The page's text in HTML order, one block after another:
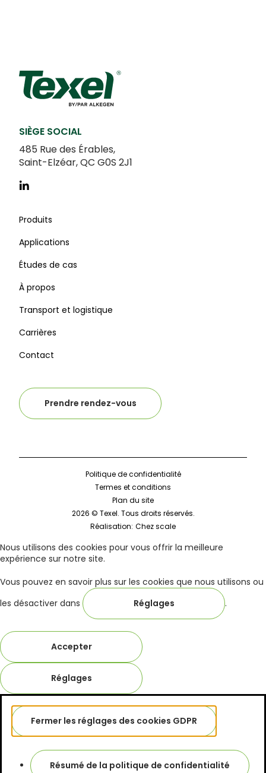
SIÈGE SOCIAL
485 Rue des Érables,
Saint-Elzéar, QC G0S 2J1
Produits
Applications
Études de cas
À propos
Transport et logistique
Carrières
Contact
Prendre rendez-vous
Politique de confidentialité
Termes et conditions
Plan du site
2026 © Texel. Tous droits réservés.
Réalisation: Chez scale
Nous utilisons des cookies pour vous offrir la meilleure
expérience sur notre site.
Vous pouvez en savoir plus sur les cookies que nous utilisons ou
les désactiver dans
Réglages .
Accepter
Réglages
Fermer les réglages des cookies GDPR
Résumé de la politique de confidentialité